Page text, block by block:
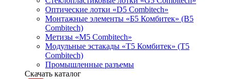
Оптические лотки «D5 Combitech»
Монтажные элементы «Б5 Комбитек» (B5
Combitech)
Метизы «M5 Combitech»
Модульные эстакады «Т5 Комбитек» (T5
Combitech)
Промышленные разъемы
Скачать каталог